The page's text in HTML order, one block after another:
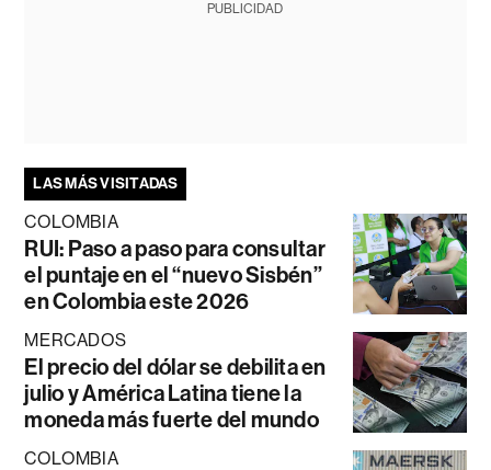
PUBLICIDAD
LAS MÁS VISITADAS
COLOMBIA
RUI: Paso a paso para consultar
el puntaje en el “nuevo Sisbén”
en Colombia este 2026
MERCADOS
El precio del dólar se debilita en
julio y América Latina tiene la
moneda más fuerte del mundo
COLOMBIA